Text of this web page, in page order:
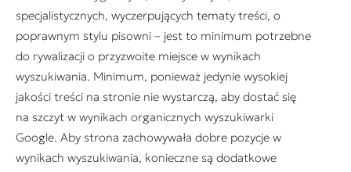
specjalistycznych, wyczerpujących tematy treści, o
poprawnym stylu pisowni – jest to minimum potrzebne
do rywalizacji o przyzwoite miejsce w wynikach
wyszukiwania. Minimum, ponieważ jedynie wysokiej
jakości treści na stronie nie wystarczą, aby dostać się
na szczyt w wynikach organicznych wyszukiwarki
Google. Aby strona zachowywała dobre pozycje w
wynikach wyszukiwania, konieczne są dodatkowe